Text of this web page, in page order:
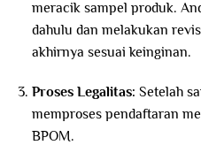
meracik sampel produk.
dahulu dan melakukan
akhirnya sesuai keinginan.
Proses Legalitas: Setelah
memproses pendaftaran
BPOM.